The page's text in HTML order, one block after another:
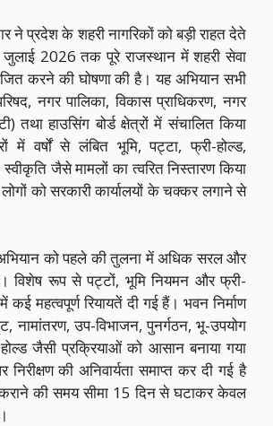
ने प्रदेश के शहरी नागरिकों को बड़ी राहत देते
2026 तक पूरे राजस्थान में शहरी सेवा
करने की घोषणा की है। यह अभियान सभी
नगर पालिका, विकास प्राधिकरण, नगर
तथा हाउसिंग बोर्ड क्षेत्रों में संचालित किया
में वर्षों से लंबित भूमि, पट्टा, फ्री-होल्ड,
जैसे मामलों का त्वरित निस्तारण किया
को सरकारी कार्यालयों के चक्कर लगाने से
को पहले की तुलना में अधिक सरल और
विशेष रूप से पट्टों, भूमि नियमन और फ्री-
कई महत्वपूर्ण रियायतें दी गई हैं। भवन निर्माण
नामांतरण, उप-विभाजन, पुनर्गठन, भू-उपयोग
होल्ड जैसी प्रक्रियाओं को आसान बनाया गया
की अनिवार्यता समाप्त कर दी गई है
कराने की समय सीमा 15 दिन से घटाकर केवल